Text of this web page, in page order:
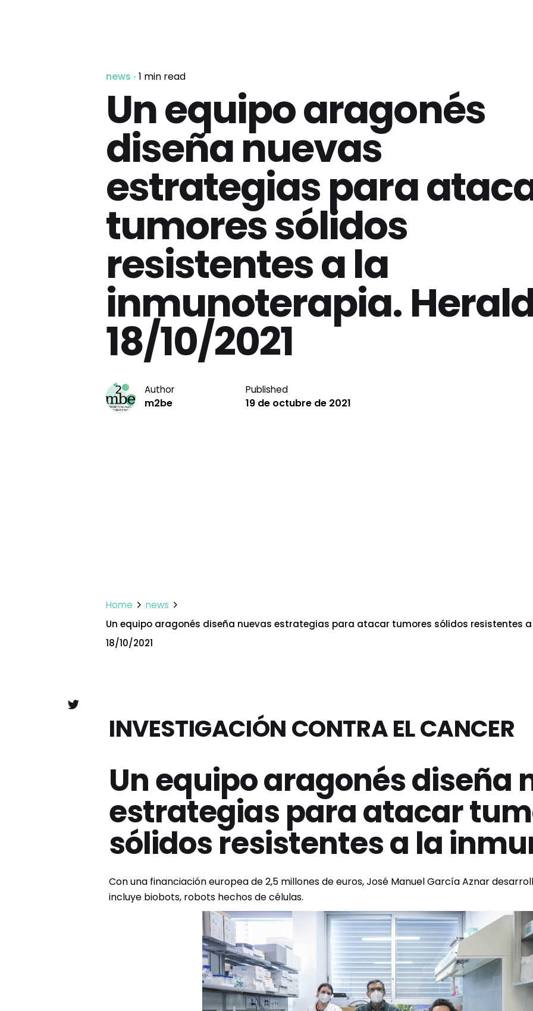
news 1 min read
Un equipo aragonés
diseña nuevas
estrategias para
tumores sólidos
resistentes a la
inmunoterapia.
18/10/2021
Author
m2be
Published
19 de octubre de 2021
Home
news
Un equipo aragonés diseña nuevas estrategias para atacar tumores sólidos resistentes
18/10/2021
INVESTIGACIÓN CONTRA EL CANCER
Un equipo aragonés diseña
estrategias para atacar
sólidos resistentes a la
Con una financiación europea de 2,5 millones de euros, José Manuel García Aznar
incluye biobots, robots hechos de células.